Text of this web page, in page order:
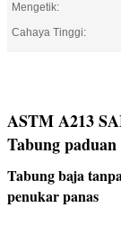
Mengetik:
Cahaya Tinggi:
ASTM A213
Tabung
Tabung baja
penukar panas